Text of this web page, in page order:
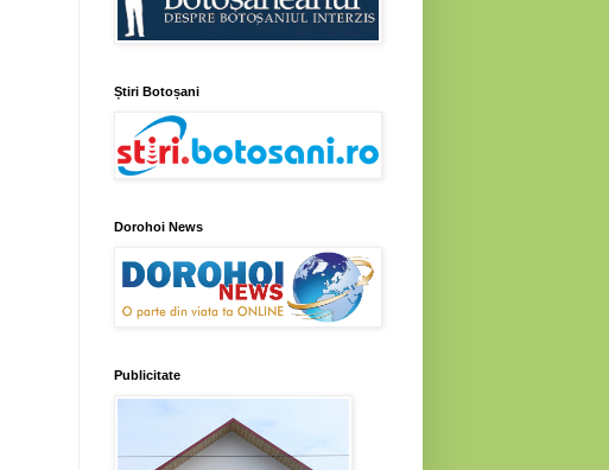
Știri Botoșani
Dorohoi News
Publicitate